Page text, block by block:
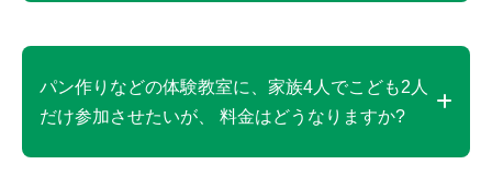
可能です。但し、満潮時は岩場となる箇所がありま
パン作りなどの体験教室に、家族4人でこども2人
だけ参加させたいが、 料金はどうなりますか?